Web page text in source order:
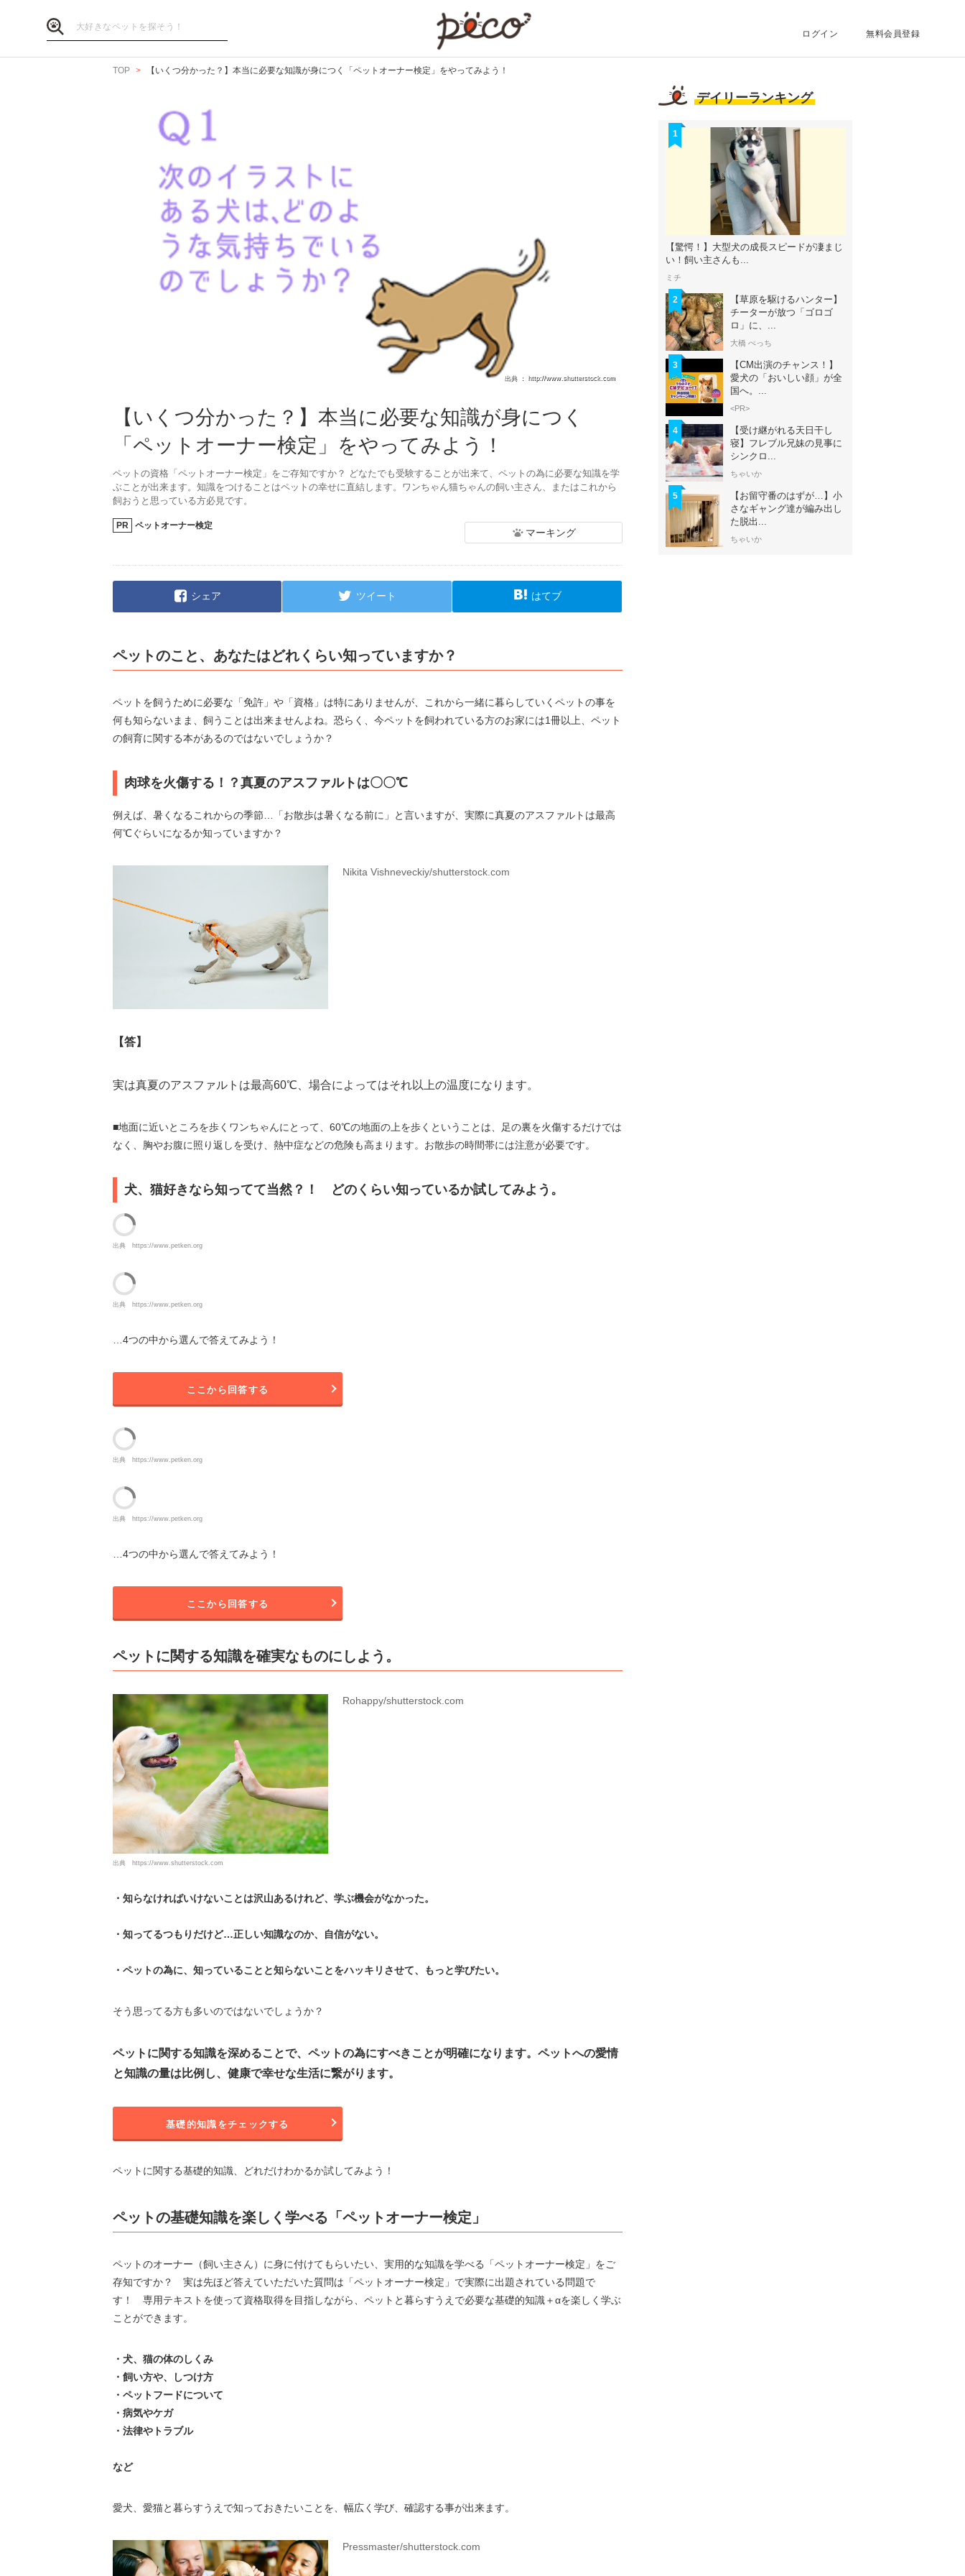
ログイン 無料会員登録
TOP 【いくつ分かった？】本当に必要な知識が身につく「ペットオーナー検定」をやってみよう！
出典 ： http://www.shutterstock.com
【いくつ分かった？】本当に必要な知識が身につく
「ペットオーナー検定」をやってみよう！
ペットの資格「ペットオーナー検定」をご存知ですか？ どなたでも受験することが出来て、ペットの為に必要な知識を学
ぶことが出来ます。知識をつけることはペットの幸せに直結します。ワンちゃん猫ちゃんの飼い主さん、またはこれから
飼おうと思っている方必見です。
PR ペットオーナー検定
マーキング
シェア ツイート はてブ
ペットのこと、あなたはどれくらい知っていますか？
ペットを飼うために必要な「免許」や「資格」は特にありませんが、これから一緒に暮らしていくペットの事を
何も知らないまま、飼うことは出来ませんよね。恐らく、今ペットを飼われている方のお家には1冊以上、ペット
の飼育に関する本があるのではないでしょうか？
肉球を火傷する！？真夏のアスファルトは〇〇℃
例えば、暑くなるこれからの季節…「お散歩は暑くなる前に」と言いますが、実際に真夏のアスファルトは最高
何℃ぐらいになるか知っていますか？
Nikita Vishneveckiy/shutterstock.com
【答】
実は真夏のアスファルトは最高60℃、場合によってはそれ以上の温度になります。
■地面に近いところを歩くワンちゃんにとって、60℃の地面の上を歩くということは、足の裏を火傷するだけでは
なく、胸やお腹に照り返しを受け、熱中症などの危険も高まります。お散歩の時間帯には注意が必要です。
犬、猫好きなら知ってて当然？！ どのくらい知っているか試してみよう。
出典 https://www.petken.org
出典 https://www.petken.org
…4つの中から選んで答えてみよう！
ここから回答する
出典 https://www.petken.org
出典 https://www.petken.org
…4つの中から選んで答えてみよう！
ここから回答する
ペットに関する知識を確実なものにしよう。
Rohappy/shutterstock.com
出典 https://www.shutterstock.com
・知らなければいけないことは沢山あるけれど、学ぶ機会がなかった。
・知ってるつもりだけど…正しい知識なのか、自信がない。
・ペットの為に、知っていることと知らないことをハッキリさせて、もっと学びたい。
そう思ってる方も多いのではないでしょうか？
ペットに関する知識を深めることで、ペットの為にすべきことが明確になります。ペットへの愛情
と知識の量は比例し、健康で幸せな生活に繋がります。
基礎的知識をチェックする
ペットに関する基礎的知識、どれだけわかるか試してみよう！
ペットの基礎知識を楽しく学べる「ペットオーナー検定」
ペットのオーナー（飼い主さん）に身に付けてもらいたい、実用的な知識を学べる「ペットオーナー検定」をご
存知ですか？ 実は先ほど答えていただいた質問は「ペットオーナー検定」で実際に出題されている問題で
す！ 専用テキストを使って資格取得を目指しながら、ペットと暮らすうえで必要な基礎的知識＋αを楽しく学ぶ
ことができます。
・犬、猫の体のしくみ
・飼い方や、しつけ方
・ペットフードについて
・病気やケガ
・法律やトラブル
など
愛犬、愛猫と暮らすうえで知っておきたいことを、幅広く学び、確認する事が出来ます。
Pressmaster/shutterstock.com
デイリーランキング
1
【驚愕！】大型犬の成長スピードが凄まじ
い！飼い主さんも...
ミチ
2
【草原を駆けるハンター】
チーターが放つ「ゴロゴ
ロ」に、...
大橋 ぺっち
3
【CM出演のチャンス！】
愛犬の「おいしい顔」が全
国へ。...
<PR>
4
【受け継がれる天日干し
寝】フレブル兄妹の見事に
シンクロ...
ちゃいか
5
【お留守番のはずが…】小
さなギャング達が編み出し
た脱出...
ちゃいか